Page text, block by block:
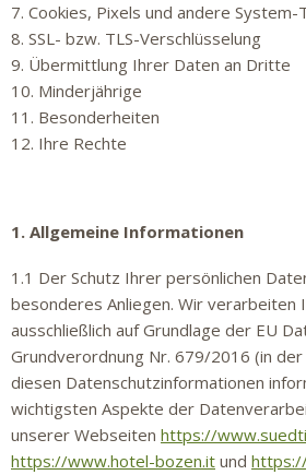
7. Cookies, Pixels und andere System-
8. SSL- bzw. TLS-Verschlüsselung
9. Übermittlung Ihrer Daten an Dritte
10. Minderjährige
11. Besonderheiten
12. Ihre Rechte
1. Allgemeine Informationen
1.1 Der Schutz Ihrer persönlichen
besonderes Anliegen. Wir verarbeiten
ausschließlich auf Grundlage der EU
Grundverordnung Nr. 679/2016 (in der
diesen Datenschutzinformationen
wichtigsten Aspekte der
unserer Webseiten https://
https://www.hotel-bozen.it und